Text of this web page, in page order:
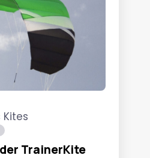
Kites
TrainerKite